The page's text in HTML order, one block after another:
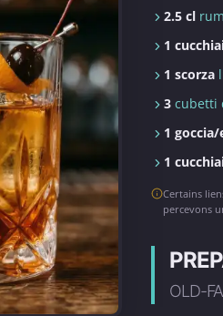
2.5 cl
1
1 scorza
3cubetti
1 goccia/
1
Certains
percevons
OLD-